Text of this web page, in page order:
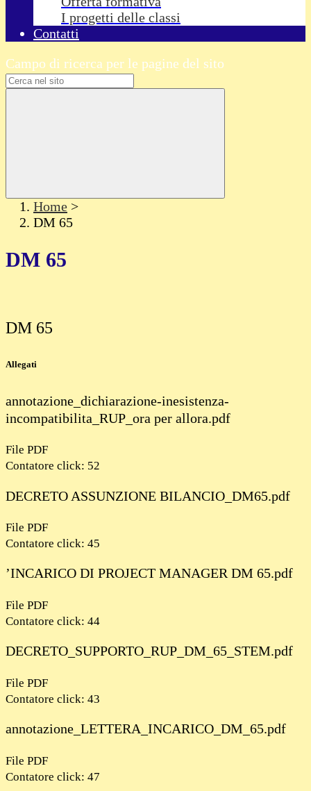
I progetti delle classi
Contatti
Campo di ricerca per le pagine del sito
Home >
DM 65
DM 65
DM 65
Allegati
annotazione_dichiarazione-inesistenza-
incompatibilita_RUP_ora per allora.pdf
File PDF
Contatore click: 52
DECRETO ASSUNZIONE BILANCIO_DM65.pdf
File PDF
Contatore click: 45
’INCARICO DI PROJECT MANAGER DM 65.pdf
File PDF
Contatore click: 44
DECRETO_SUPPORTO_RUP_DM_65_STEM.pdf
File PDF
Contatore click: 43
annotazione_LETTERA_INCARICO_DM_65.pdf
File PDF
Contatore click: 47